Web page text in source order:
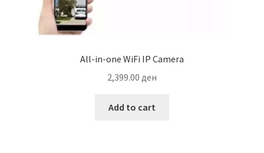
All-in-one WiFi IP Camera
2,399.00 ден
Add to cart